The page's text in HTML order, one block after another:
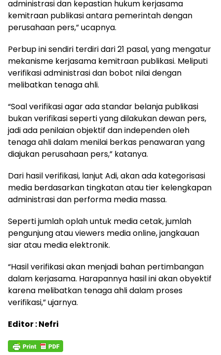
administrasi dan kepastian hukum kerjasama
kemitraan publikasi antara pemerintah dengan
perusahaan pers,” ucapnya.
Perbup ini sendiri terdiri dari 21 pasal, yang mengatur
mekanisme kerjasama kemitraan publikasi. Meliputi
verifikasi administrasi dan bobot nilai dengan
melibatkan tenaga ahli.
“Soal verifikasi agar ada standar belanja publikasi
bukan verifikasi seperti yang dilakukan dewan pers,
jadi ada penilaian objektif dan independen oleh
tenaga ahli dalam menilai berkas penawaran yang
diajukan perusahaan pers,” katanya.
Dari hasil verifikasi, lanjut Adi, akan ada kategorisasi
media berdasarkan tingkatan atau tier kelengkapan
administrasi dan performa media massa.
Seperti jumlah oplah untuk media cetak, jumlah
pengunjung atau viewers media online, jangkauan
siar atau media elektronik.
“Hasil verifikasi akan menjadi bahan pertimbangan
dalam kerjasama. Harapannya hasil ini akan obyektif
karena melibatkan tenaga ahli dalam proses
verifikasi,” ujarnya.
Editor : Nefri